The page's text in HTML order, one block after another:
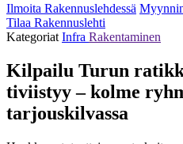
Ilmoita Rakennuslehdessä
Tilaa Rakennuslehti
Kategoriat Infra Rakentaminen
Kilpailu Turun
tiviistyy – kolme
tarjouskilvassa